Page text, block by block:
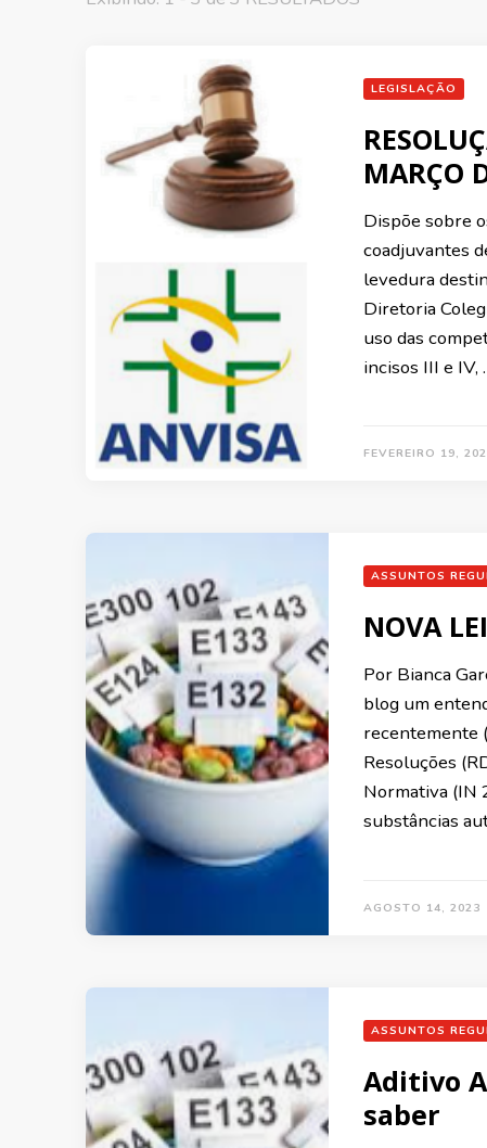
LEGISLAÇÃO
MARÇO
Dispõe sobre
coadjuvantes
levedura
Diretoria
uso das
incisos III e IV,
FEVEREIRO 19,
ASSUNTOS
NOVA
Por Bianca
blog um
recentemente
Resoluções
Normativa (IN
substâncias
AGOSTO 14, 2023
ASSUNTOS
Aditivo
saber